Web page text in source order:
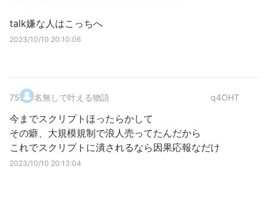
talk嫌な人はこっちへ
2023/10/10 20:10:06
75. 名無しで叶える物語 q4OHT
今までスクリプトほったらかして
その癖、大規模規制で浪人売ってたんだから
これでスクリプトに潰されるなら因果応報なだけ
2023/10/10 20:13:04